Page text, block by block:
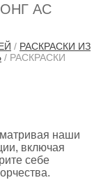
АС
/ РАСКРАСКИ ИЗ
/ РАСКРАСКИ
наши
включая
себе